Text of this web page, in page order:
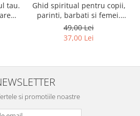
tau.
Ghid spiritual pentru copii,
parinti, barbati si femei.
Seria Invata sa te ierti.
Luule Viilma
49,00 Lei
37,00 Lei
si promotiile noastre